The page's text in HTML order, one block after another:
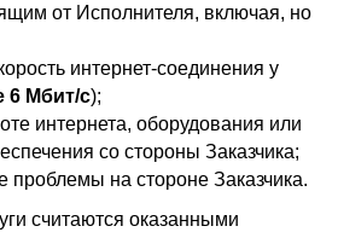
от Исполнителя, включая, но
интернет-соединения у
6 Мбит/с);
интернета, оборудования или
со стороны Заказчика;
проблемы на стороне Заказчика.
считаются оказанными